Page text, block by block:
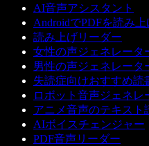
AI音声アシスタント
AndroidでPDFを読み上
読み上げリーダー
女性の声ジェネレータ
男性の声ジェネレータ
失読症向けおすすめ読
ロボット音声ジェネレ
アニメ音声のテキスト
AIボイスチェンジャー
PDF音声リーダー